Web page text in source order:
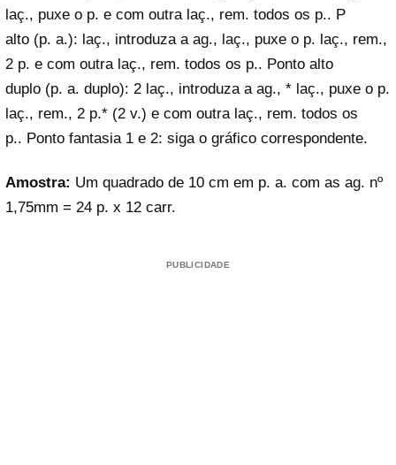
laç., puxe o p. e com outra laç., rem. todos os p.. P
alto (p. a.): laç., introduza a ag., laç., puxe o p. laç., rem.,
2 p. e com outra laç., rem. todos os p.. Ponto alto
duplo (p. a. duplo): 2 laç., introduza a ag., * laç., puxe o p.
laç., rem., 2 p.* (2 v.) e com outra laç., rem. todos os
p.. Ponto fantasia 1 e 2: siga o gráfico correspondente.
Amostra: Um quadrado de 10 cm em p. a. com as ag. nº
1,75mm = 24 p. x 12 carr.
PUBLICIDADE